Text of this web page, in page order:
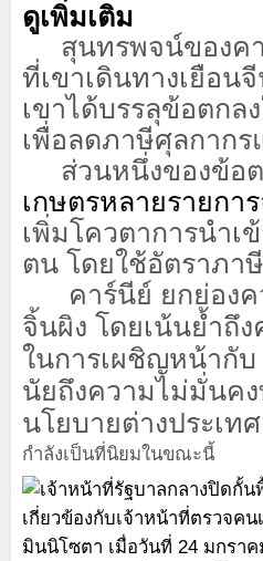
ดูเพิ่มเติม
สุนทรพจน์ของคา
ที่เขาเดินทางเยือน
เขาได้บรรลุข้อตก
เพื่อลดภาษีศุลกาก
ส่วนหนึ่งของข้อต
เกษตรหลายรายการ
เพิ่มโควตาการนำเ
ตน โดยใช้อัตราภา
คาร์นีย์ ยกย่องคว
จิ้นผิง โดยเน้นย้ำถึ
ในการเผชิญหน้ากับ
นัยถึงความไม่มั่นคง
นโยบายต่างประเท
กำลังเป็นที่นิยมในขณะนี้